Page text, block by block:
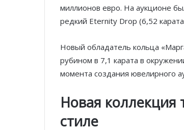
миллионов евро. На аукционе
редкий Eternity Drop (6,52
Новый обладатель кольца
рубином в 7,1 карата в
момента создания ювелирного
Новая коллекция
стиле